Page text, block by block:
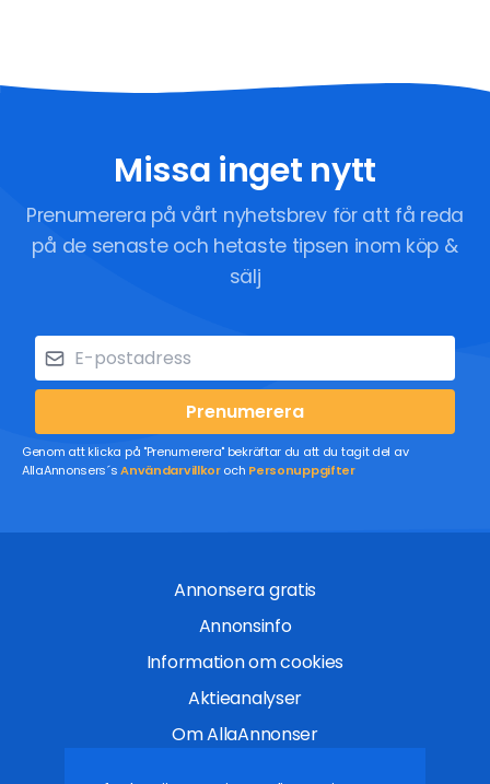
Missa inget nytt
Prenumerera på vårt nyhetsbrev för att få reda
på de senaste och hetaste tipsen inom köp &
sälj
Prenumerera
Genom att klicka på "Prenumerera" bekräftar du att du tagit del av
AllaAnnonsers´sAnvändarvillkoroch Personuppgifter
Annonsera gratis
Annonsinfo
Information om cookies
Aktieanalyser
Om AllaAnnonser